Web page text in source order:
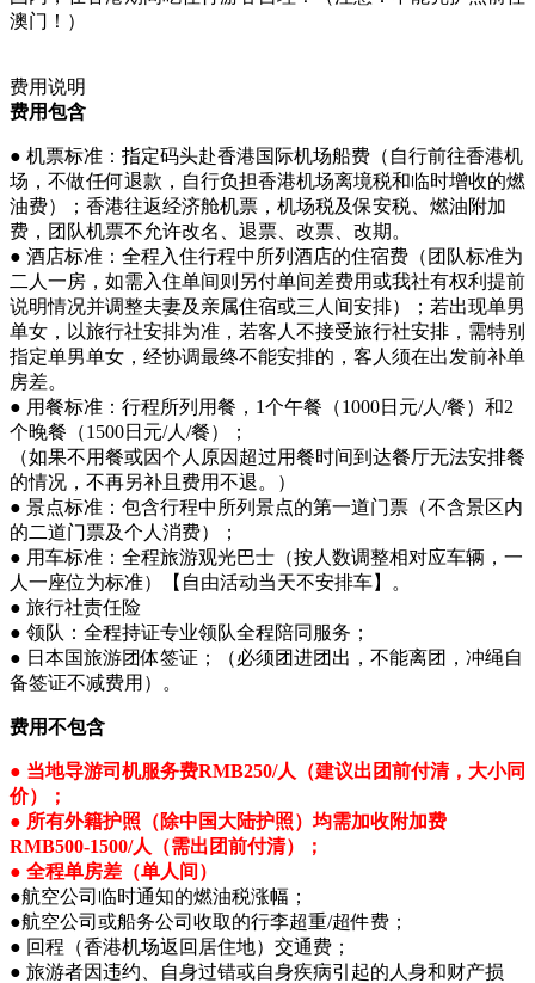
澳门！）
费用说明
费用包含
● 机票标准：指定码头赴香港国际机场船费（自行前往香港机
场，不做任何退款，自行负担香港机场离境税和临时增收的燃
油费）；香港往返经济舱机票，机场税及保安税、燃油附加
费，团队机票不允许改名、退票、改票、改期。
● 酒店标准：全程入住行程中所列酒店的住宿费（团队标准为
二人一房，如需入住单间则另付单间差费用或我社有权利提前
说明情况并调整夫妻及亲属住宿或三人间安排）；若出现单男
单女，以旅行社安排为准，若客人不接受旅行社安排，需特别
指定单男单女，经协调最终不能安排的，客人须在出发前补单
房差。
● 用餐标准：行程所列用餐，1个午餐（1000日元/人/餐）和2
个晚餐（1500日元/人/餐）；
（如果不用餐或因个人原因超过用餐时间到达餐厅无法安排餐
的情况，不再另补且费用不退。）
● 景点标准：包含行程中所列景点的第一道门票（不含景区内
的二道门票及个人消费）；
● 用车标准：全程旅游观光巴士（按人数调整相对应车辆，一
人一座位为标准）【自由活动当天不安排车】。
● 旅行社责任险
● 领队：全程持证专业领队全程陪同服务；
● 日本国旅游团体签证；（必须团进团出，不能离团，冲绳自
备签证不减费用）。
费用不包含
● 当地导游司机服务费RMB250/人（建议出团前付清，大小同
价）；
● 所有外籍护照（除中国大陆护照）均需加收附加费
RMB500-1500/人（需出团前付清）；
● 全程单房差（单人间）
●航空公司临时通知的燃油税涨幅；
●航空公司或船务公司收取的行李超重/超件费；
● 回程（香港机场返回居住地）交通费；
● 旅游者因违约、自身过错或自身疾病引起的人身和财产损